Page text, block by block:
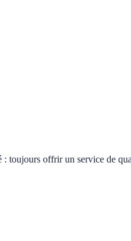
toujours offrir un service de